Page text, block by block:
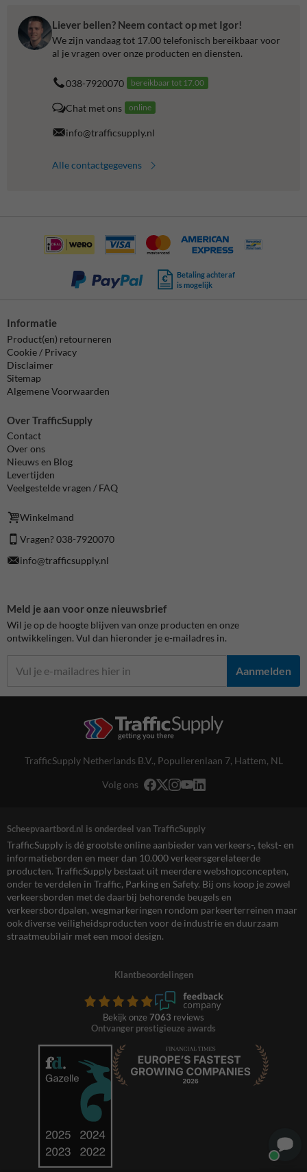
Liever bellen? Neem contact op met Igor!
We zijn vandaag tot 17.00 telefonisch bereikbaar voor
al je vragen over onze producten en diensten.
038-7920070 bereikbaar tot 17.00
Chat met ons online
info@trafficsupply.nl
Alle contactgegevens
Betaling achteraf
is mogelijk
Informatie
Product(en) retourneren
Cookie / Privacy
Disclaimer
Sitemap
Algemene Voorwaarden
Over TrafficSupply
Contact
Over ons
Nieuws en Blog
Levertijden
Veelgestelde vragen / FAQ
Winkelmand
Vragen? 038-7920070
info@trafficsupply.nl
Meld je aan voor onze nieuwsbrief
Wil je op de hoogte blijven van onze producten en onze
ontwikkelingen. Vul dan hieronder je e-mailadres in.
Aanmelden
TrafficSupply Netherlands B.V., Populierenlaan 7, Hattem, NL
Volg ons
Scheepvaartbord.nl is onderdeel van TrafficSupply
TrafficSupply is dé grootste online aanbieder van verkeers-, tekst- en
informatieborden en meer dan 10.000 verkeersgerelateerde
producten. TrafficSupply bestaat uit meerdere webshopconcepten,
onder te verdelen in Traffic, Parking en Safety. Bij ons koop je zowel
verkeersborden met de daarbij behorende beugels en
verkeersbordpalen, wegmarkeringen rondom parkeerterreinen maar
ook diverse veiligheidsproducten voor de industrie en duurzaam
straatmeubilair met een mooi design.
Klantbeoordelingen
Bekijk onze 7063 reviews
Ontvanger prestigieuze awards